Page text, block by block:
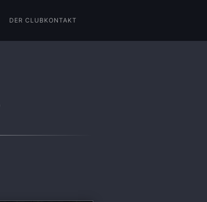
DER CLUB KONTAKT